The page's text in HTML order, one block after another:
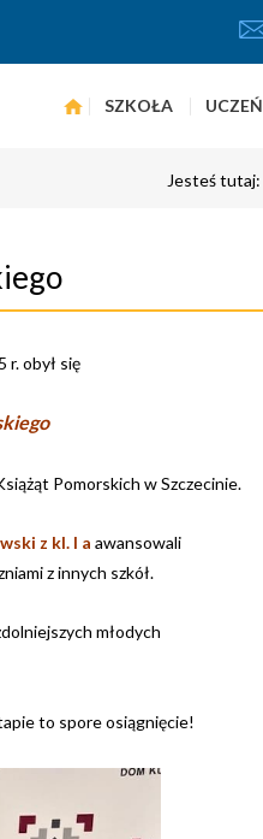
SZKOŁA UCZEŃ
Jesteś tutaj:
obył się
Pomorskich w Szczecinie.
z kl. I a awansowali
z innych szkół.
młodych
to spore osiągnięcie!